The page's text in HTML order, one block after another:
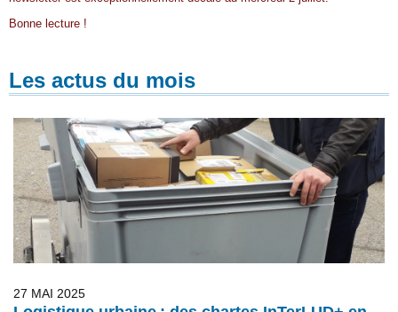
Bonne lecture !
Les actus du mois
27 MAI 2025